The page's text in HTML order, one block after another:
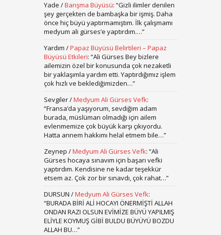
Yade /Barışma Büyüsü: “Gizli ilimler denilen
şey gerçekten de bambaşka bir işmiş. Daha
önce hiç büyü yaptırmamıştım. İlk çalışmamı
medyum ali gürses’e yaptırdım.…”
Yardım /Papaz Büyüsü Belirtileri – Papaz
Büyüsü Etkileri: “Ali Gürses Bey bizlere
ailemizin özel bir konusunda çok nezaketli
bir yaklaşımla yardım etti. Yaptırdığımız işlem
çok hızlı ve beklediğimizden…”
Sevgiler/Medyum Ali Gürses Vefk:
“Fransa’da yaşıyorum, sevdiğim adam
burada, müslüman olmadığı için ailem
evlenmemize çok büyük karşı çıkıyordu.
Hatta annem hakkımı helal etmem bile…”
Zeynep /Medyum Ali Gürses Vefk: “Ali
Gürses hocaya sınavım için başarı vefki
yaptırdım. Kendisine ne kadar teşekkür
etsem az. Çok zor bir sınavdı, çok rahat…”
DURSUN /Medyum Ali Gürses Vefk:
“BURADA BİRİ ALİ HOCAYI ÖNERMİŞTİ ALLAH
ONDAN RAZI OLSUN EVİMİZE BÜYÜ YAPILMIŞ
ELİYLE KOYMUŞ GİBİ BULDU BÜYÜYÜ BOZDU
ALLAH BU…”